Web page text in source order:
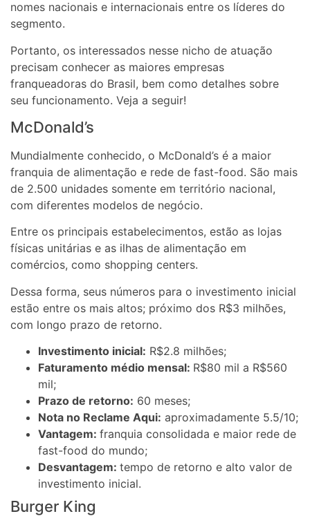
nomes nacionais e internacionais entre os líderes do
segmento.
Portanto, os interessados nesse nicho de atuação
precisam conhecer as maiores empresas
franqueadoras do Brasil, bem como detalhes sobre
seu funcionamento. Veja a seguir!
McDonald’s
Mundialmente conhecido, o McDonald’s é a maior
franquia de alimentação e rede de fast-food. São mais
de 2.500 unidades somente em território nacional,
com diferentes modelos de negócio.
Entre os principais estabelecimentos, estão as lojas
físicas unitárias e as ilhas de alimentação em
comércios, como shopping centers.
Dessa forma, seus números para o investimento inicial
estão entre os mais altos; próximo dos R$3 milhões,
com longo prazo de retorno.
Investimento inicial: R$2.8 milhões;
Faturamento médio mensal: R$80 mil a R$560
mil;
Prazo de retorno: 60 meses;
Nota no Reclame Aqui: aproximadamente 5.5/10;
Vantagem: franquia consolidada e maior rede de
fast-food do mundo;
Desvantagem: tempo de retorno e alto valor de
investimento inicial.
Burger King